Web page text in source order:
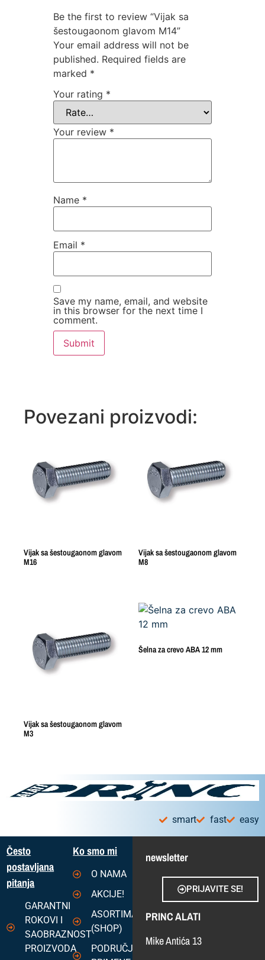
Be the first to review “Vijak sa
šestougaonom glavom M14”
Your email address will not be
published. Required fields are
marked *
Your rating *
Your review *
Name *
Email *
Save my name, email, and website
in this browser for the next time I
comment.
Povezani proizvodi:
Vijak sa šestougaonom glavom
M16
Vijak sa šestougaonom glavom
M8
Vijak sa šestougaonom glavom
M3
Šelna za crevo ABA 12 mm
smart fast easy
Često
postavljana
pitanja
GARANTNI
ROKOVI I
SAOBRAZNOST
PROIZVODA
Ko smo mi
O NAMA
AKCIJE!
ASORTIMAN
(SHOP)
PODRUČJA
newsletter
PRIJAVITE SE!
PRINC ALATI
Mike Antića 13